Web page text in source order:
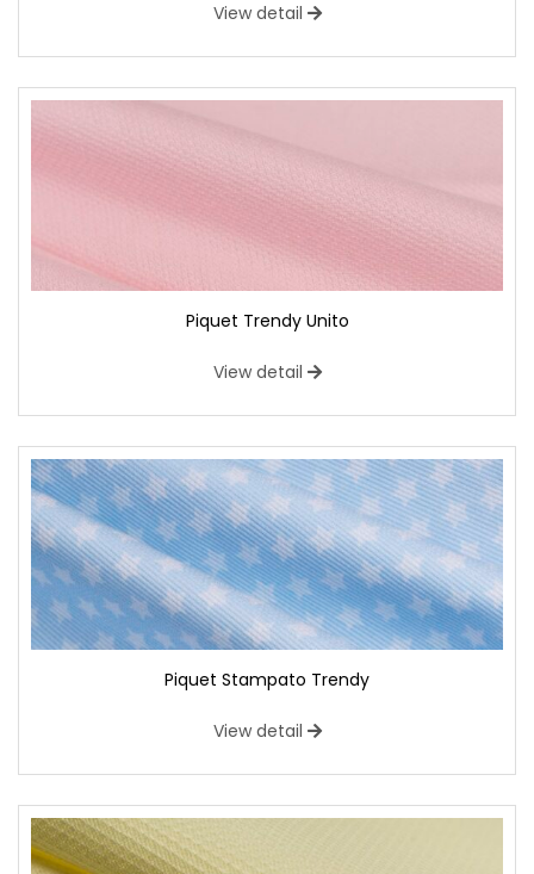
View detail
Piquet Trendy Unito
View detail
Piquet Stampato Trendy
View detail